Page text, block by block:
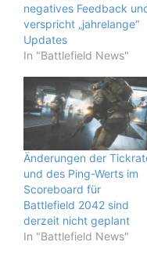
negatives Feedback
verspricht „jahrelange“
Updates
In "Battlefield News"
Änderungen der
und des Ping-Werts im
Scoreboard für
Battlefield 2042 sind
derzeit nicht geplant
In "Battlefield News"